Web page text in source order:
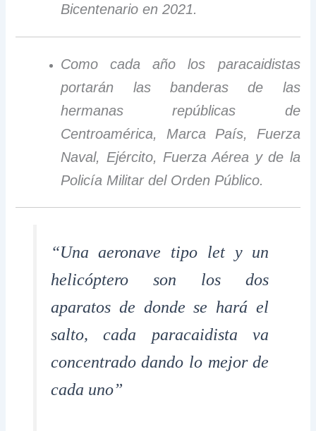
Bicentenario en 2021.
Como cada año los paracaidistas
portarán las banderas de las
hermanas repúblicas de
Centroamérica, Marca País, Fuerza
Naval, Ejército, Fuerza Aérea y de la
Policía Militar del Orden Público.
“Una aeronave tipo let y un
helicóptero son los dos
aparatos de donde se hará el
salto, cada paracaidista va
concentrado dando lo mejor de
cada uno”